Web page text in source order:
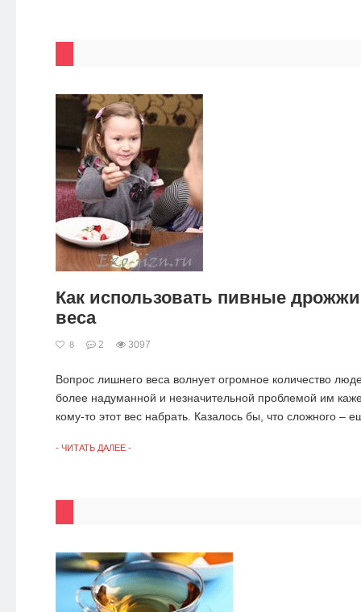
Как использовать пивные
веса
8 2 3097
Вопрос лишнего веса волнует огромное количество
более надуманной и незначительной проблемой им
кому-то этот вес набрать. Казалось бы, что сложного –
- ЧИТАТЬ ДАЛЕЕ -